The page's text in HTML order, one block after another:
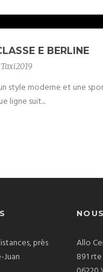
E BERLINE
Taxi2019
un style moderne et une
ligne suit...
près
Juan
Allo
891